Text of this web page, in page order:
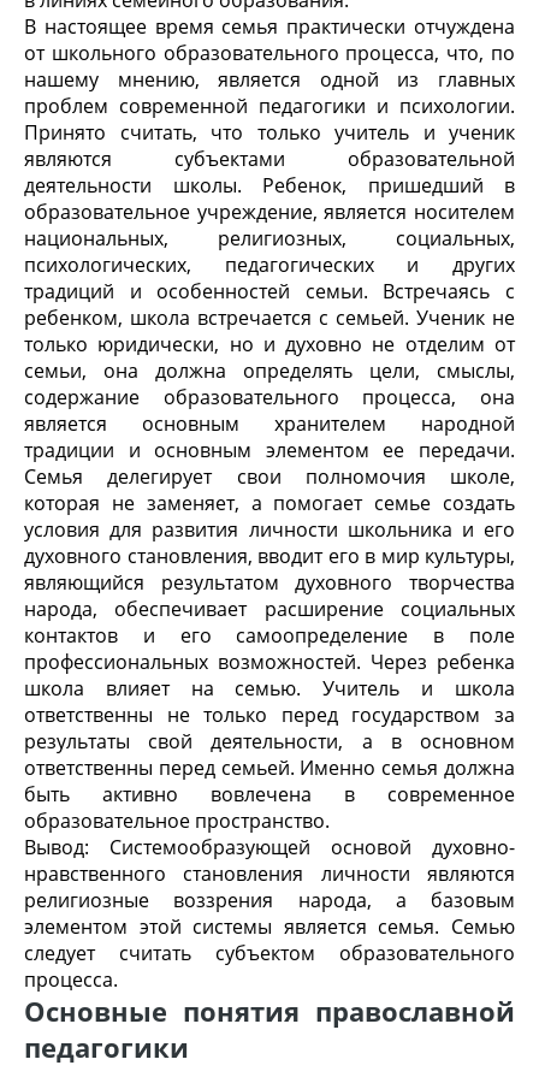
В настоящее время семья практически отчуждена
от школьного образовательного процесса, что, по
нашему мнению, является одной из главных
проблем современной педагогики и психологии.
Принято считать, что только учитель и ученик
являются субъектами образовательной
деятельности школы. Ребенок, пришедший в
образовательное учреждение, является носителем
национальных, религиозных, социальных,
психологических, педагогических и других
традиций и особенностей семьи. Встречаясь с
ребенком, школа встречается с семьей. Ученик не
только юридически, но и духовно не отделим от
семьи, она должна определять цели, смыслы,
содержание образовательного процесса, она
является основным хранителем народной
традиции и основным элементом ее передачи.
Семья делегирует свои полномочия школе,
которая не заменяет, а помогает семье создать
условия для развития личности школьника и его
духовного становления, вводит его в мир культуры,
являющийся результатом духовного творчества
народа, обеспечивает расширение социальных
контактов и его самоопределение в поле
профессиональных возможностей. Через ребенка
школа влияет на семью. Учитель и школа
ответственны не только перед государством за
результаты свой деятельности, а в основном
ответственны перед семьей. Именно семья должна
быть активно вовлечена в современное
образовательное пространство.
Вывод: Системообразующей основой духовно-
нравственного становления личности являются
религиозные воззрения народа, а базовым
элементом этой системы является семья. Семью
следует считать субъектом образовательного
процесса.
Основные понятия православной
педагогики